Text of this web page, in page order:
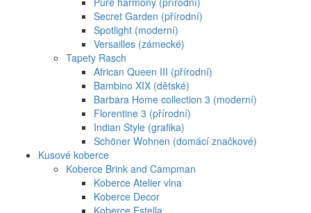
Secret Garden (přírodní)
Spotlight (moderní)
Versailles (zámecké)
Tapety Rasch
African Queen III (přírodní)
Bambino XIX (dětské)
Barbara Home collection 3 (moderní)
Florentine 3 (přírodní)
Indian Style (grafika)
Schöner Wohnen (domácí značkové)
Kusové koberce
Koberce Brink and Campman
Koberce Atelier vlna
Koberce Decor